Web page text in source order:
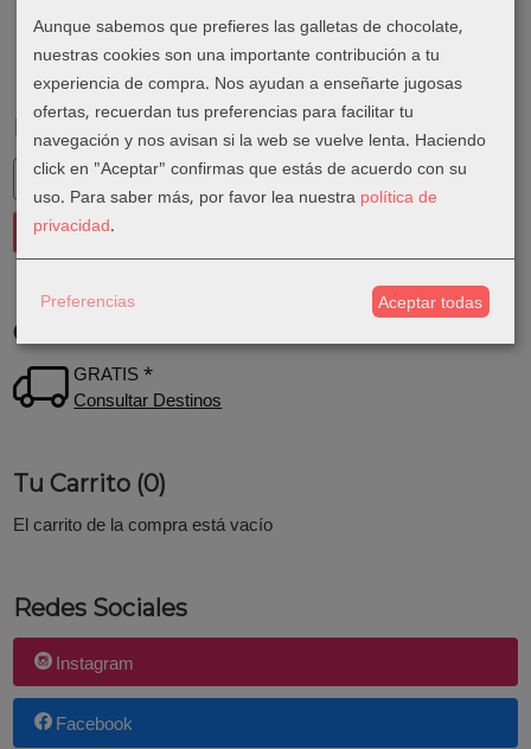
Marcas
Costes de Envío
GRATIS *
Consultar Destinos
Tu Carrito (0)
El carrito de la compra está vacío
Redes Sociales
Instagram
Facebook
Aunque sabemos que prefieres las galletas de chocolate,
nuestras cookies son una importante contribución a tu
experiencia de compra. Nos ayudan a enseñarte jugosas
ofertas, recuerdan tus preferencias para facilitar tu
navegación y nos avisan si la web se vuelve lenta. Haciendo
click en "Aceptar" confirmas que estás de acuerdo con su
uso. Para saber más, por favor lea nuestra política de
privacidad.
Preferencias Aceptar todas